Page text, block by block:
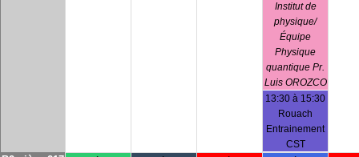
Institut de
physique/
Équipe
Physique
quantique Pr.
Luis OROZCO
13:30 à 15:30
Rouach
Entrainement
CST